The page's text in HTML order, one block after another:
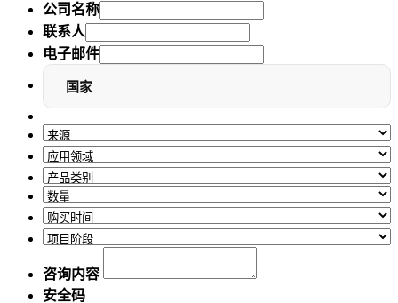
公司名称
联系人
电子邮件
国家
咨询内容
安全码